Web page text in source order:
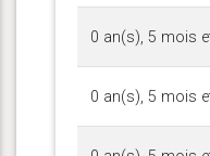
0 an(s), 5 mois
0 an(s), 5 mois